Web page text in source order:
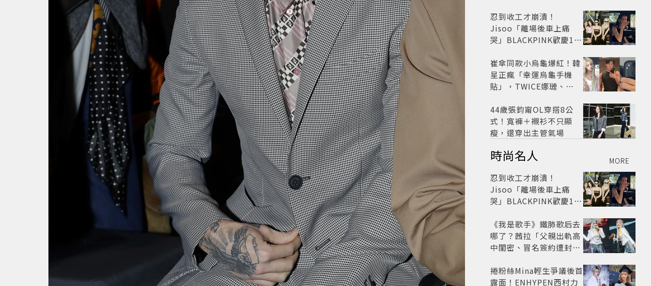
忍到收工才崩潰！
Jisoo「離場後車上痛
哭」BLACKPINK歡慶10
超心疼
崔傘同款小烏龜爆紅！韓
星正瘋「幸運烏龜手機
貼」，TWICE娜璉、
44歲張鈞甯OL穿搭8公
式！寬褲＋襯衫不只顯
瘦，還穿出主管氣場
時尚名人 MORE
忍到收工才崩潰！
Jisoo「離場後車上痛
哭」BLACKPINK歡慶10
超心疼
《我是歌手》鐵肺歌后去
哪了？茜拉「父親出軌高
中閨密、冒名簽約遭封
光
捲粉絲Mina輕生爭議後首
露面！ENHYPEN西村力